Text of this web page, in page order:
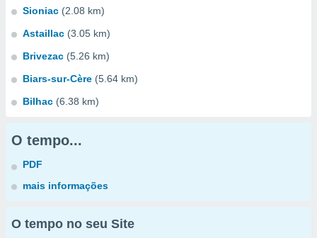
Sioniac (2.08 km)
Astaillac (3.05 km)
Brivezac (5.26 km)
Biars-sur-Cère (5.64 km)
Bilhac (6.38 km)
O tempo...
PDF
mais informações
O tempo no seu Site